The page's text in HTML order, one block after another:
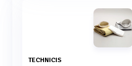
TECHNICIS